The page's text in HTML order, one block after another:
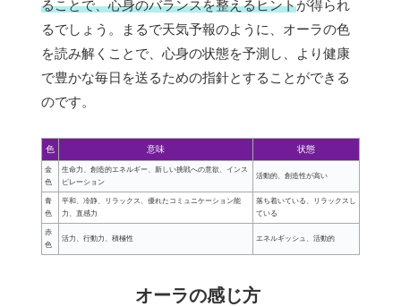
ることで、心身のバランスを整えるヒントが得られ
るでしょう。まるで天気予報のように、オーラの色
を読み解くことで、心身の状態を予測し、より健康
で豊かな毎日を送るための指針とすることができる
のです。
色 意味 状態
金
色
生命力、創造的エネルギー、新しい挑戦への意欲、インス
ピレーション
活動的、創造性が高い
青
色
平和、冷静、リラックス、優れたコミュニケーション能
力、直感力
落ち着いている、リラックスし
ている
赤
色
活力、行動力、積極性 エネルギッシュ、活動的
オーラの感じ方